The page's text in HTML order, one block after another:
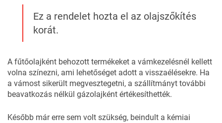
Ez a rendelet hozta el az olajszőkítés
korát.
A fűtőolajként behozott termékeket a vámkezelésnél kellett
volna színezni, ami lehetőséget adott a visszaélésekre. Ha
a vámost sikerült megvesztegetni, a szállítmányt további
beavatkozás nélkül gázolajként értékesíthették.
Később már erre sem volt szükség, beindult a kémiai